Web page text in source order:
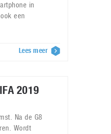
in
een
Lees meer
2019
Na de G8
Wordt